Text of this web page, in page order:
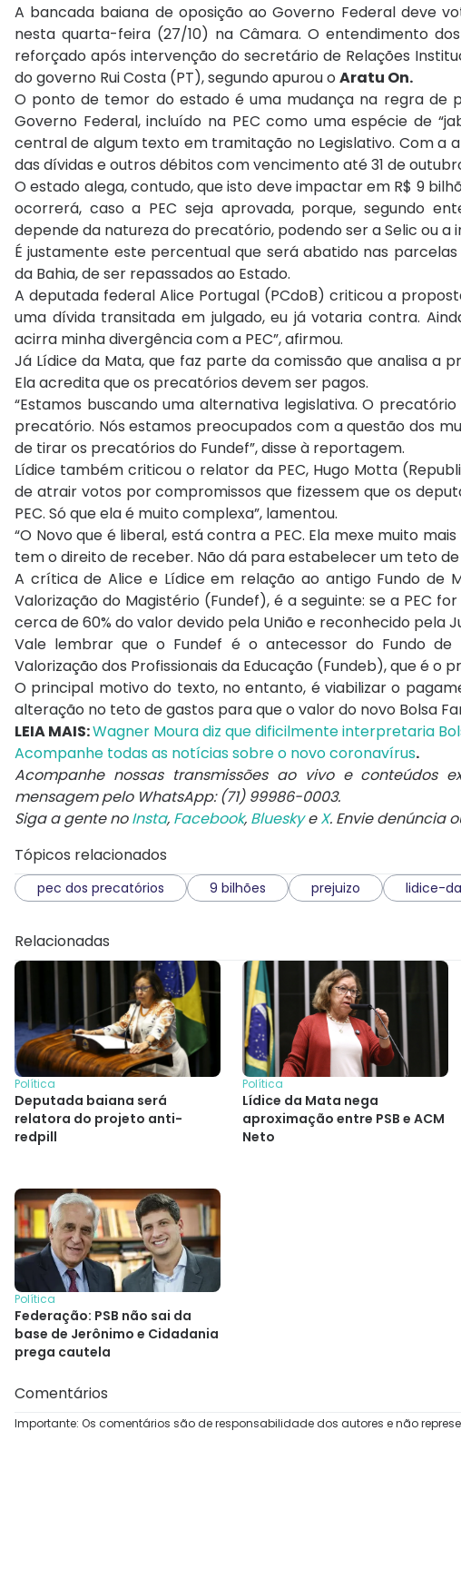
A bancada baiana de oposição ao Governo Federal deve
nesta quarta-feira (27/10) na Câmara. O entendimento
reforçado após intervenção do secretário de Relações
do governo Rui Costa (PT), segundo apurou o Aratu On.
O ponto de temor do estado é uma mudança na regra de
Governo Federal, incluído na PEC como uma espécie de
central de algum texto em tramitação no Legislativo. Com a
das dívidas e outros débitos com vencimento até 31 de
O estado alega, contudo, que isto deve impactar em R$ 9
ocorrerá, caso a PEC seja aprovada, porque, segundo
depende da natureza do precatório, podendo ser a Selic ou a
É justamente este percentual que será abatido nas
da Bahia, de ser repassados ao Estado.
A deputada federal Alice Portugal (PCdoB) criticou a
uma dívida transitada em julgado, eu já votaria contra.
acirra minha divergência com a PEC”, afirmou.
Já Lídice da Mata, que faz parte da comissão que analisa
Ela acredita que os precatórios devem ser pagos.
“Estamos buscando uma alternativa legislativa. O
precatório. Nós estamos preocupados com a questão dos
de tirar os precatórios do Fundef”, disse à reportagem.
Lídice também criticou o relator da PEC, Hugo Motta
de atrair votos por compromissos que fizessem que os
PEC. Só que ela é muito complexa”, lamentou.
“O Novo que é liberal, está contra a PEC. Ela mexe muito
tem o direito de receber. Não dá para estabelecer um teto
A crítica de Alice e Lídice em relação ao antigo Fundo de
Valorização do Magistério (Fundef), é a seguinte: se a PEC
cerca de 60% do valor devido pela União e reconhecido pela
Vale lembrar que o Fundef é o antecessor do Fundo de
Valorização dos Profissionais da Educação (Fundeb), que é
O principal motivo do texto, no entanto, é viabilizar o
alteração no teto de gastos para que o valor do novo Bolsa
LEIA MAIS:Wagner Moura diz que dificilmente interpretaria
Acompanhe todas as notícias sobre o novo coronavírus.
Acompanhe nossas transmissões ao vivo e conteúdos
mensagem pelo WhatsApp: (71) 99986-0003.
Siga a gente noInsta, Facebook, BlueskyeX. Envie denúncia
Tópicos relacionados
pec dos precatórios 9 bilhões prejuizo lidice-
Relacionadas
Política
Deputada baiana será
relatora do projeto anti-
redpill
Política
Lídice da Mata nega
aproximação entre PSB e ACM
Neto
Política
Federação: PSB não sai da
base de Jerônimo e Cidadania
prega cautela
Comentários
Importante: Os comentários são de responsabilidade dos autores e não